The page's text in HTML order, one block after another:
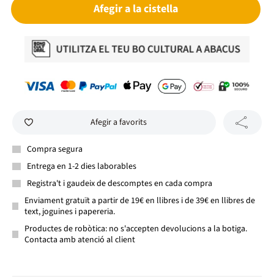
Afegir a la cistella
Afegir a favorits
Compra segura
Entrega en 1-2 dies laborables
Registra't i gaudeix de descomptes en cada compra
Enviament gratuït a partir de 19€ en llibres i de 39€ en llibres de
text, joguines i papereria.
Productes de robòtica: no s'accepten devolucions a la botiga.
Contacta amb atenció al client